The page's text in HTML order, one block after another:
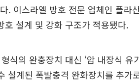
. 이스라엘 방호 전문 업체인 플라
설계 및 강화 구조가 적용됐다.
식의 완충장치 대신 ‘암 내장식 유
설계된 폭발충격 완화장치를 추가